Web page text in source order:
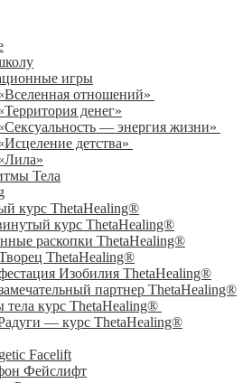
игры
отношений»
денег»
— энергия жизни»
детства»
Тела
курс ThetaHealing®
курс ThetaHealing®
раскопки ThetaHealing®
ThetaHealing®
Изобилия ThetaHealing®
партнер ThetaHealing®
тела курс ThetaHealing®
— курс ThetaHealing®
Facelift
Фейслифт